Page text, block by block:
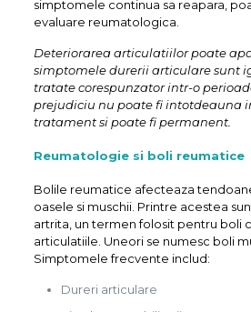
simptomele continua sa reapara,
evaluare reumatologica.
Deteriorarea articulatiilor poate
simptomele durerii articulare sunt
tratate corespunzator intr-o
prejudiciu nu poate fi intotdeauna
tratament si poate fi permanent.
Reumatologie si boli reumatice
Bolile reumatice afecteaza
oasele si muschii. Printre acestea
artrita, un termen folosit pentru boli
articulatiile. Uneori se numesc boli
Simptomele frecvente includ:
Dureri articulare